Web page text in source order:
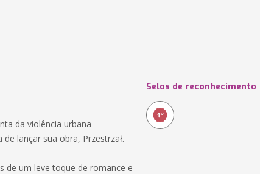
da violência urbana
lançar sua obra, Przestrzał.
de um leve toque de romance e
Selos de reconhecimento